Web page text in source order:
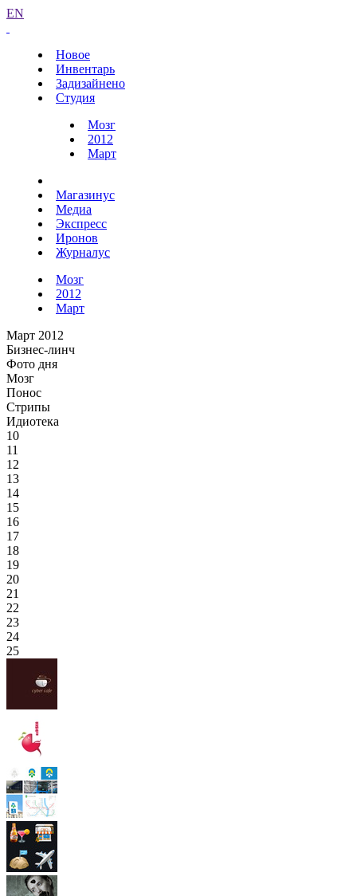
EN
Новое
Инвентарь
Задизайнено
Студия
Мозг
2012
Март
Магазинус
Медиа
Экспресс
Иронов
Журналус
Мозг
2012
Март
Март 2012
Бизнес-линч
Фото дня
Мозг
Понос
Стрипы
Идиотека
10
11
12
13
14
15
16
17
18
19
20
21
22
23
24
25